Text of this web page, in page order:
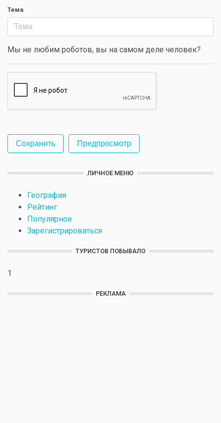
Тема
Мы не любим роботов, вы на самом деле человек?
ЛИЧНОЕ МЕНЮ
География
Рейтинг
Популярное
Зарегистрироваться
ТУРИСТОВ ПОБЫВАЛО
1
РЕКЛАМА